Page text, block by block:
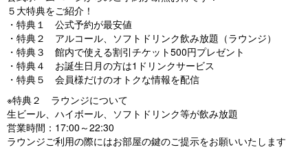
s
５大特典をご紹介！
・特典１ 公式予約が最安値
・特典２ アルコール、ソフトドリンク飲み放題（ラウンジ）
・特典３ 館内で使える割引チケット500円プレゼント
・特典４ お誕生日月の方は1ドリンクサービス
・特典５ 会員様だけのオトクな情報を配信
※特典２ ラウンジについて
生ビール、ハイボール、ソフトドリンク等が飲み放題
営業時間：17:00～22:30
ラウンジご利用の際にはお部屋の鍵のご提示をお願いいたします